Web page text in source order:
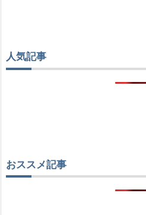
人気記事
おススメ記事